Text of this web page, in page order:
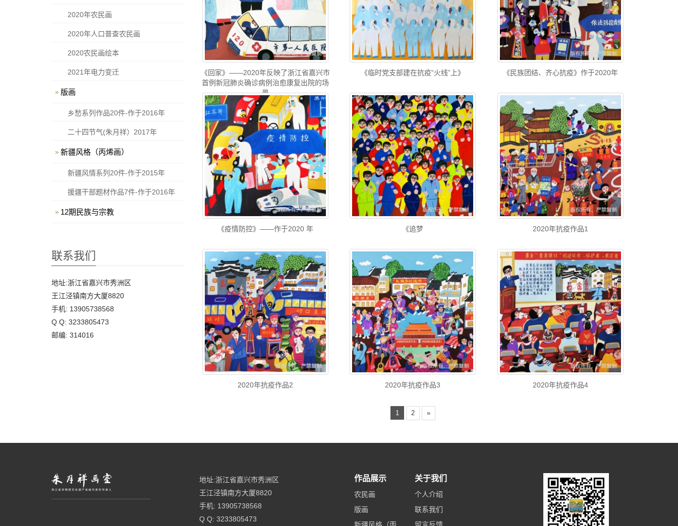
《回家》——2020年反映了浙江省嘉兴市
首例新冠肺炎确诊病例治愈康复出院的场
景
《临时党支部建在抗疫“火线”上》 《民族团结、齐心抗疫》作于2020年
《疫情防控》——作于2020 年 《追梦 2020年抗疫作品1
2020年抗疫作品2 2020年抗疫作品3 2020年抗疫作品4
1 2 »
2020年农民画
2020年人口普查农民画
2020农民画绘本
2021年电力变迁
版画
乡愁系列作品20件-作于2016年
二十四节气(朱月祥）2017年
新疆风格（丙烯画）
新疆风情系列20件-作于2015年
援疆干部题材作品7件-作于2016年
12期民族与宗教
联系我们
地址:浙江省嘉兴市秀洲区
王江泾镇南方大厦8820
手机: 13905738568
Q Q: 3233805473
邮编: 314016
地址:浙江省嘉兴市秀洲区
王江泾镇南方大厦8820
手机: 13905738568
Q Q: 3233805473
作品展示
农民画
版画
关于我们
个人介绍
联系我们